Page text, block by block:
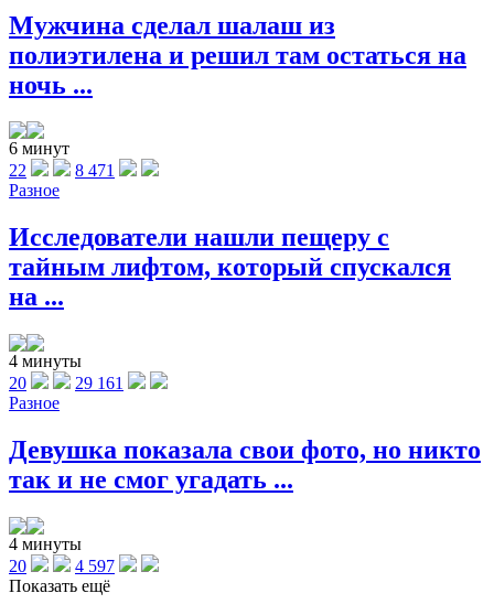
Мужчина сделал шалаш из
полиэтилена и решил там остаться на
ночь ...
6 минут
22
8 471
Разное
Исследователи нашли пещеру с
тайным лифтом, который спускался
на ...
4 минуты
20
29 161
Разное
Девушка показала свои фото, но никто
так и не смог угадать ...
4 минуты
20
4 597
Показать ещё